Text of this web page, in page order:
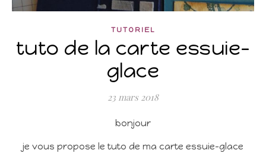
TUTORIEL
tuto de la carte essuie-
glace
23 mars 2018
bonjour
je vous propose le tuto de ma carte essuie-glace